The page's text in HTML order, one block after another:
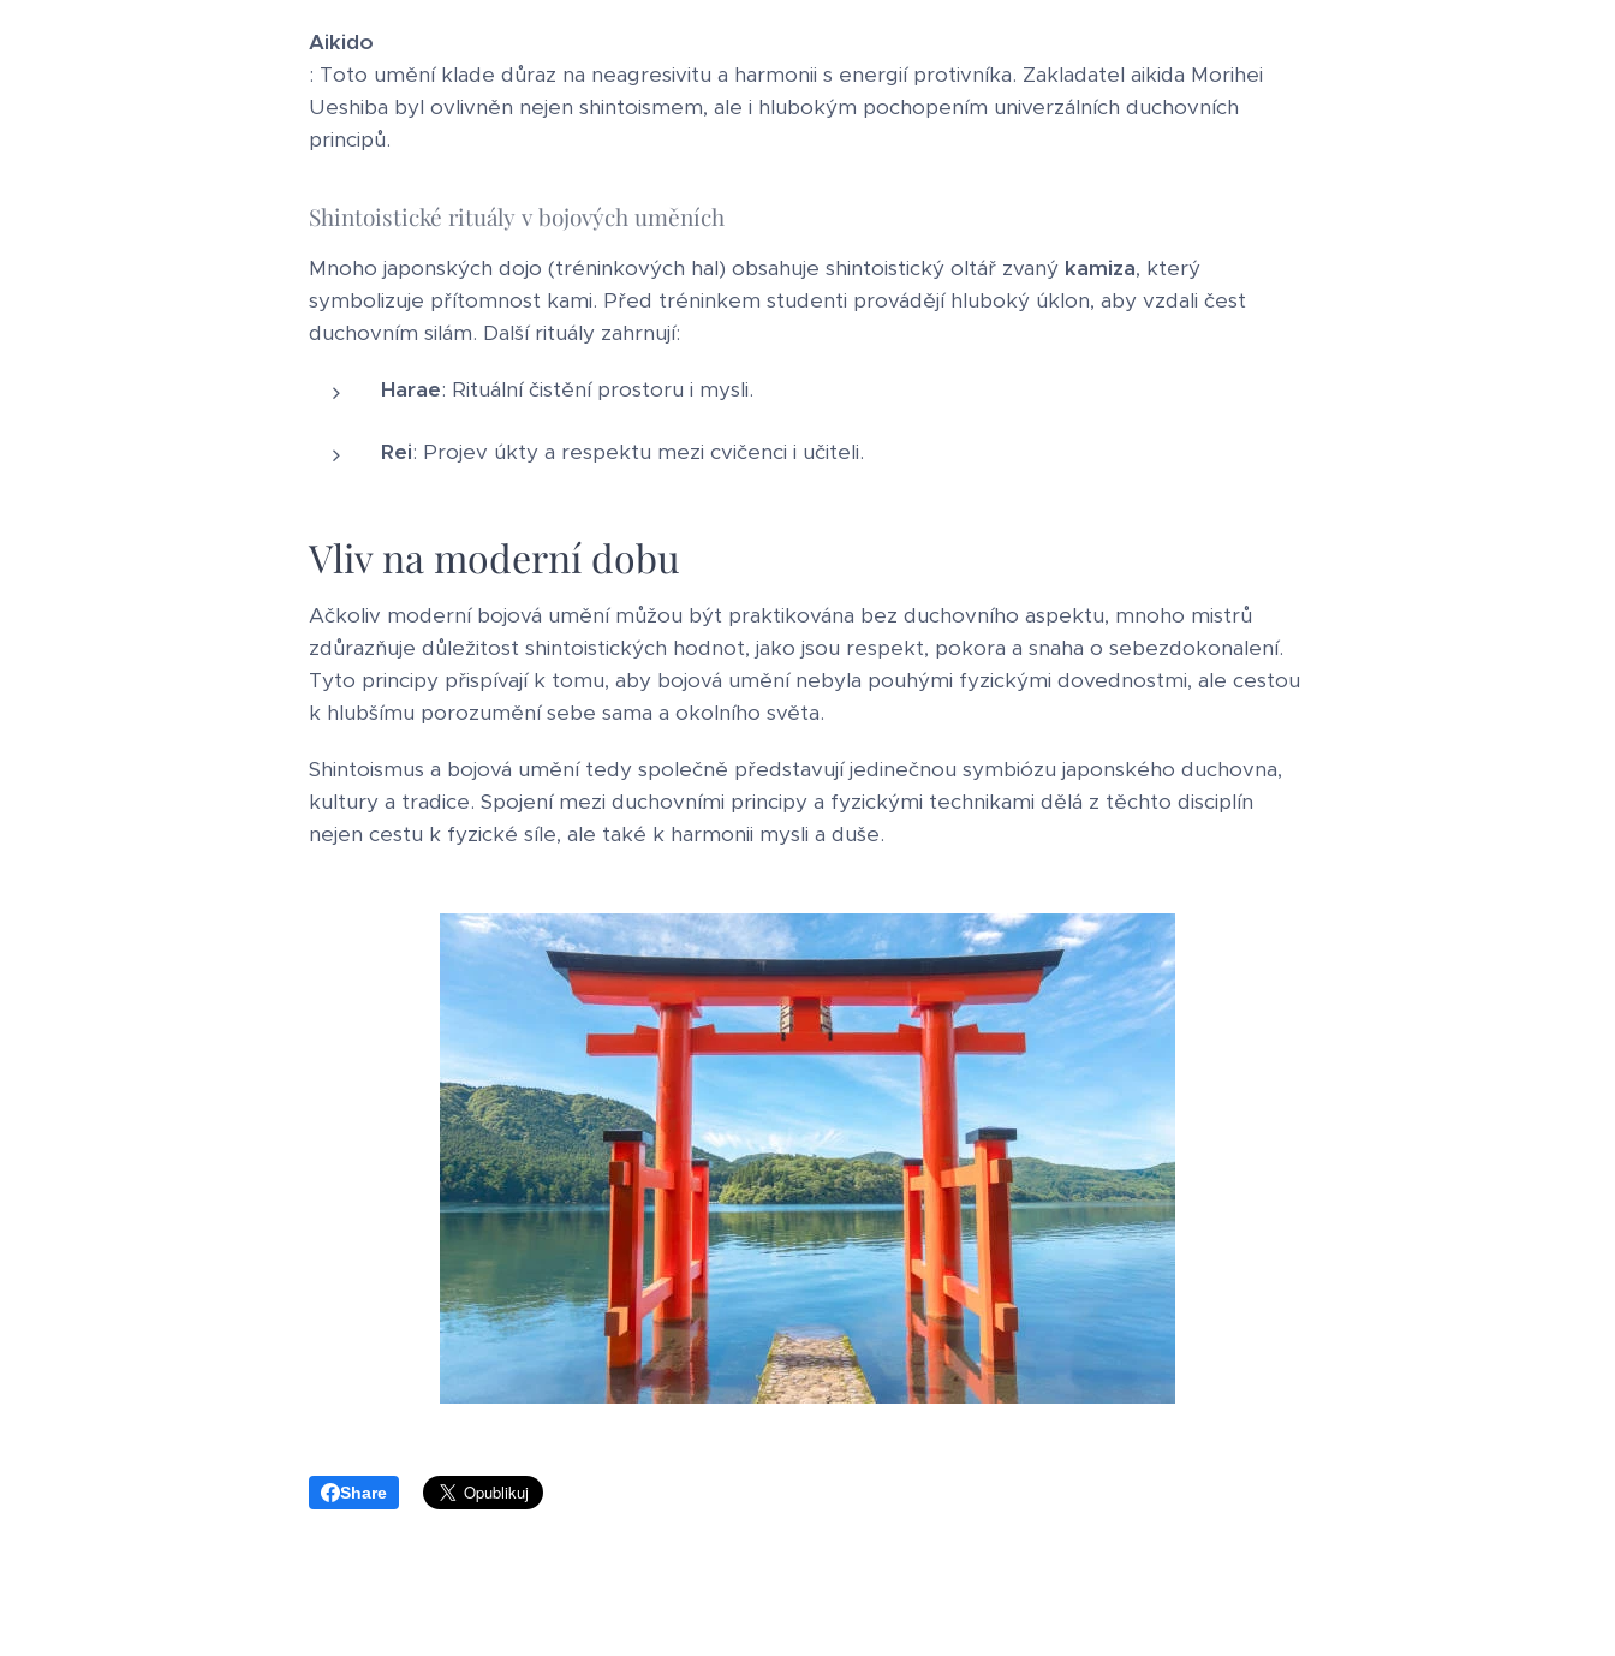
Aikido
: Toto umění klade důraz na neagresivitu a harmonii s energií protivníka. Zakladatel aikida Morihei
Ueshiba byl ovlivněn nejen shintoismem, ale i hlubokým pochopením univerzálních duchovních
principů.
Shintoistické rituály v bojových uměních
Mnoho japonských dojo (tréninkových hal) obsahuje shintoistický oltář zvaný kamiza, který
symbolizuje přítomnost kami. Před tréninkem studenti provádějí hluboký úklon, aby vzdali čest
duchovním silám. Další rituály zahrnují:
Harae: Rituální čistění prostoru i mysli.
Rei: Projev úkty a respektu mezi cvičenci i učiteli.
Vliv na moderní dobu
Ačkoliv moderní bojová umění můžou být praktikována bez duchovního aspektu, mnoho mistrů
zdůrazňuje důležitost shintoistických hodnot, jako jsou respekt, pokora a snaha o sebezdokonalení.
Tyto principy přispívají k tomu, aby bojová umění nebyla pouhými fyzickými dovednostmi, ale cestou
k hlubšímu porozumění sebe sama a okolního světa.
Shintoismus a bojová umění tedy společně představují jedinečnou symbiózu japonského duchovna,
kultury a tradice. Spojení mezi duchovními principy a fyzickými technikami dělá z těchto disciplín
nejen cestu k fyzické síle, ale také k harmonii mysli a duše.
Share